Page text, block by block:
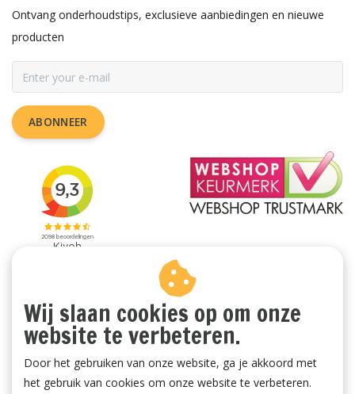
Ontvang onderhoudstips, exclusieve aanbiedingen en nieuwe
producten
ABONNEER
Wij slaan cookies op om onze
website te verbeteren.
Door het gebruiken van onze website, ga je akkoord met
het gebruik van cookies om onze website te verbeteren.